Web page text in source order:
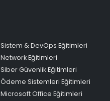
Sistem & DevOps Eğitimleri
Network Eğitimleri
Siber Güvenlik Eğitimleri
Ödeme Sistemleri Eğitimleri
Microsoft Office Eğitimleri